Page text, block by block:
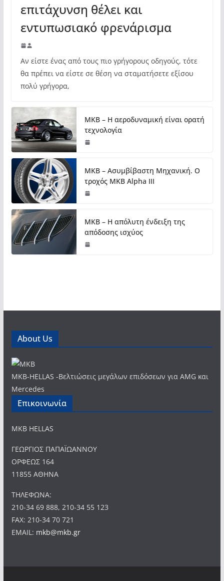
επιτάχυνση θέλει και
εντυπωσιακό φρενάρισμα
Αν είστε ένας από τους πιο γρήγορους οδηγούς, τότε
θα πρέπει να είστε σε θέση να σταματήσετε εξίσου
πολύ γρήγορα,
MKB – Η αεροδυναμική είναι ορατή
τεχνολογία
MKB – Ασυμβίβαστη Μηχανική. Ο
τροχός MKB Alpha III
MKB – Η απόλυτη ένδειξη της
απόδοσης ισχύος
About Us
MKB-HELLAS -Βελτιώσεις μεγάλων επιδόσεων για AMG και
Mercedes
Επικοινωνία
MKB HELLAS
ΓΕΩΡΓΙΟΣ ΠΑΠΑΪΩΑΝΝΟΥ
ΟΡΦΕΩΣ 164
11855 ΑΘΗΝΑ
ΤΗΛΕΦΩΝΑ:
210-34 69 888, 210-34 55 123
FAX: 210-34 70 721
EMAIL: mkb@mkb.gr